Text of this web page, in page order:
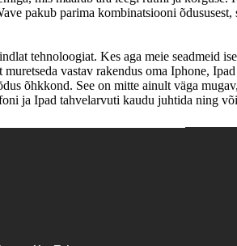
pakub parima kombinatsiooni õdususest,
tehnoloogiat. Kes aga meie seadmeid
vastav rakendus oma Iphone,
õhkkond. See on mitte ainult väga